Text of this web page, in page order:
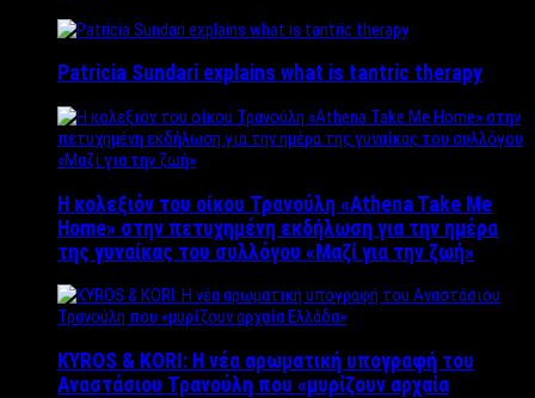
Patricia Sundari explains what is tantric therapy
Η κολεξιόν του οίκου Τρανούλη «Athena Take Me
Home» στην πετυχημένη εκδήλωση για την ημέρα
της γυναίκας του συλλόγου «Μαζί για την ζωή»
KYROS & KORI: Η νέα αρωματική υπογραφή του
Αναστάσιου Τρανούλη που «μυρίζουν αρχαία